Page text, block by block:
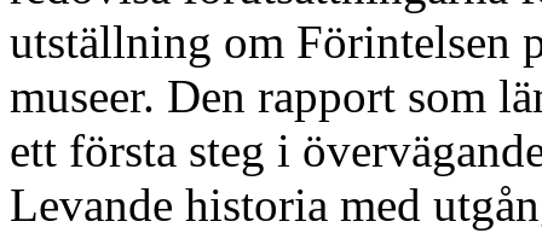
utställning om Förintelsen
museer. Den rapport som
ett första steg i
Levande historia med